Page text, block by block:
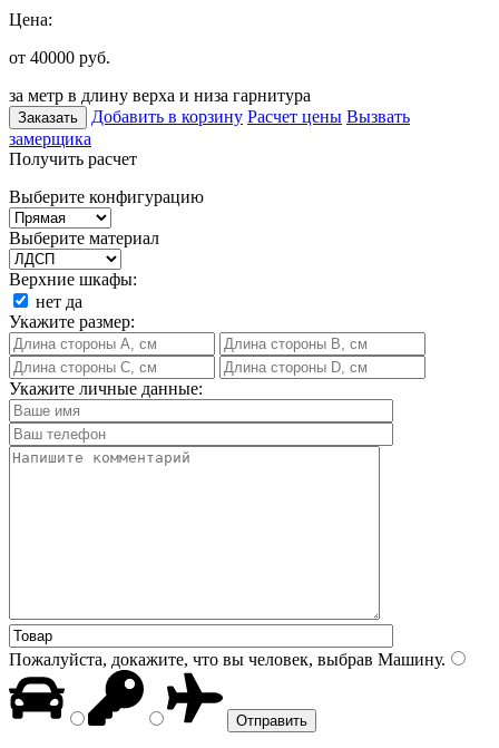
Цена:
от 40000 руб.
за метр в длину верха и низа гарнитура
Заказать Добавить в корзину Расчет цены Вызвать
замерщика
Получить расчет
Выберите конфигурацию
Выберите материал
Верхние шкафы:
нет да
Укажите размер:
Укажите личные данные:
Пожалуйста, докажите, что вы человек, выбрав Машину.